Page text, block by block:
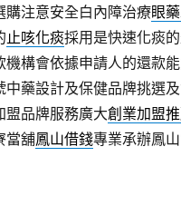
購注意安全白內障治療眼
止咳化痰採用是快速化痰
機構會依據申請人的還款
藥設計及保健品牌挑選
盟品牌服務廣大創業加盟
當舖鳳山借錢專業承辦鳳